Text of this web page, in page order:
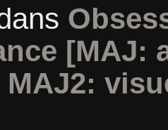
[MAJ:
MAJ2: